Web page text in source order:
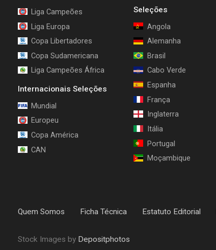
Liga Campeões
Liga Europa
Copa Libertadores
Copa Sudamericana
Liga Campeões África
Internacionais Seleções
Mundial
Europeu
Copa América
CAN
Seleções
Angola
Alemanha
Brasil
Cabo Verde
Espanha
França
Inglaterra
Itália
Portugal
Moçambique
Quem Somos Ficha Técnica Estatuto Editorial
Stock Images by Depositphotos